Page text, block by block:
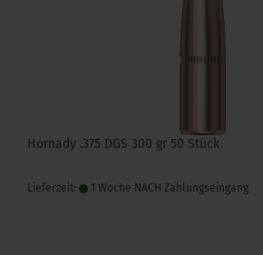
Hornady .375 DGS 300 gr 50 Stück
Lieferzeit: 1 Woche NACH Zahlungseingang